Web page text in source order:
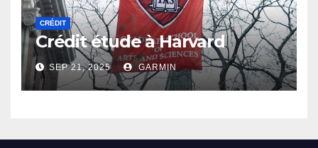
CRÉDIT
Crédit étude à Harvard
SEP 21, 2025 GARMIN